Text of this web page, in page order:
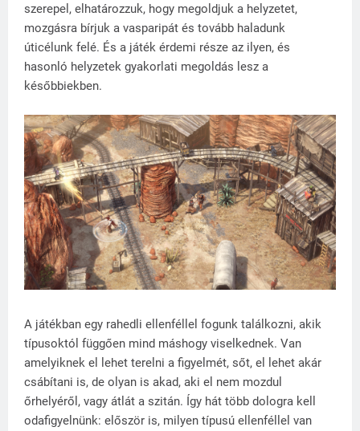
szerepel, elhatározzuk, hogy megoldjuk a helyzetet,
mozgásra bírjuk a vasparipát és tovább haladunk
úticélunk felé. És a játék érdemi része az ilyen, és
hasonló helyzetek gyakorlati megoldás lesz a
későbbiekben.
A játékban egy rahedli ellenféllel fogunk találkozni, akik
típusoktól függően mind máshogy viselkednek. Van
amelyiknek el lehet terelni a figyelmét, sőt, el lehet akár
csábítani is, de olyan is akad, aki el nem mozdul
őrhelyéről, vagy átlát a szitán. Így hát több dologra kell
odafigyelnünk: először is, milyen típusú ellenféllel van